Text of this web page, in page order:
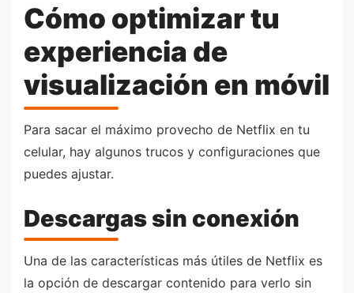
Cómo optimizar tu
experiencia de
visualización en móvil
Para sacar el máximo provecho de Netflix en tu
celular, hay algunos trucos y configuraciones que
puedes ajustar.
Descargas sin conexión
Una de las características más útiles de Netflix es
la opción de descargar contenido para verlo sin